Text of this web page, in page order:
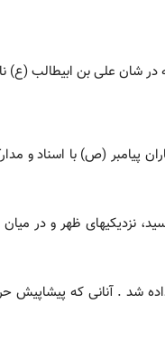
امینی (ره) در «الغدیر» ، حدیث غدیر را از 110 نفر از صحابه و یاران
نزدیکیهای ظهر و در میان
شد . آنانی که پیشاپیش